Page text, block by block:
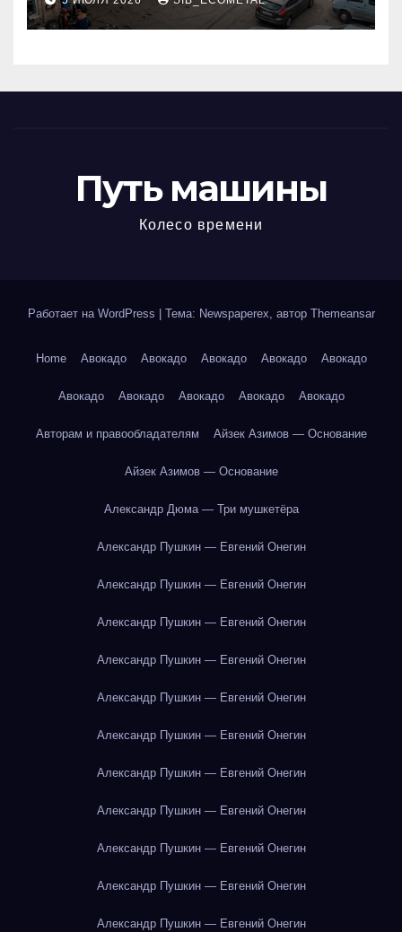
МКАД
Путь машины
Колесо времени
Работает на WordPress Тема: Newspaperex, автор Themeansar
Home Авокадо Авокадо Авокадо Авокадо Авокадо
Авокадо Авокадо Авокадо Авокадо Авокадо
Авторам и правообладателям Айзек Азимов — Основание
Айзек Азимов — Основание
Александр Дюма — Три мушкетёра
Александр Пушкин — Евгений Онегин
Александр Пушкин — Евгений Онегин
Александр Пушкин — Евгений Онегин
Александр Пушкин — Евгений Онегин
Александр Пушкин — Евгений Онегин
Александр Пушкин — Евгений Онегин
Александр Пушкин — Евгений Онегин
Александр Пушкин — Евгений Онегин
Александр Пушкин — Евгений Онегин
Александр Пушкин — Евгений Онегин
Александр Пушкин — Евгений Онегин